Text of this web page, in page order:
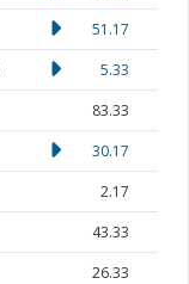
51.17
5.33
83.33
30.17
2.17
43.33
26.33